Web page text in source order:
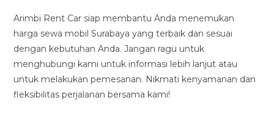
Arimbi Rent Car siap membantu Anda menemukan
harga sewa mobil Surabaya yang terbaik dan sesuai
dengan kebutuhan Anda. Jangan ragu untuk
menghubungi kami untuk informasi lebih lanjut atau
untuk melakukan pemesanan. Nikmati kenyamanan dan
fleksibilitas perjalanan bersama kami!